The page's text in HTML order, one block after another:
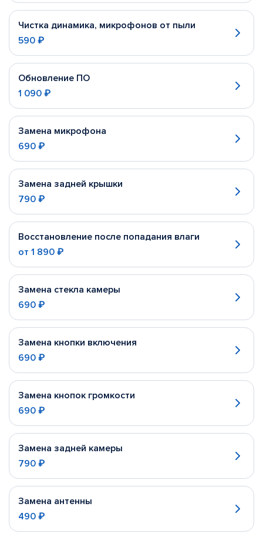
Чистка динамика, микрофонов от пыли
590 ₽
Обновление ПО
1 090 ₽
Замена микрофона
690 ₽
Замена задней крышки
790 ₽
Восстановление после попадания влаги
от 1 890 ₽
Замена стекла камеры
690 ₽
Замена кнопки включения
690 ₽
Замена кнопок громкости
690 ₽
Замена задней камеры
790 ₽
Замена антенны
490 ₽